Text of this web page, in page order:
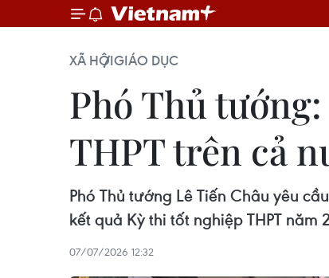
XÃ HỘIGIÁO DỤC
Phó Thủ
THPT trên cả
Phó Thủ tướng Lê Tiến Châu yêu
kết quả Kỳ thi tốt nghiệp THPT
07/07/2026 12:32